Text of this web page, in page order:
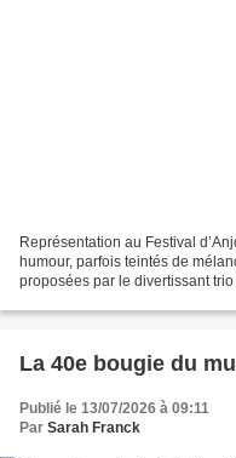
Représentation au Festival
humour, parfois teintés de
proposées par le divertissant
La 40e bougie du
Publié le 13/07/2026 à 09:11
Par Sarah Franck